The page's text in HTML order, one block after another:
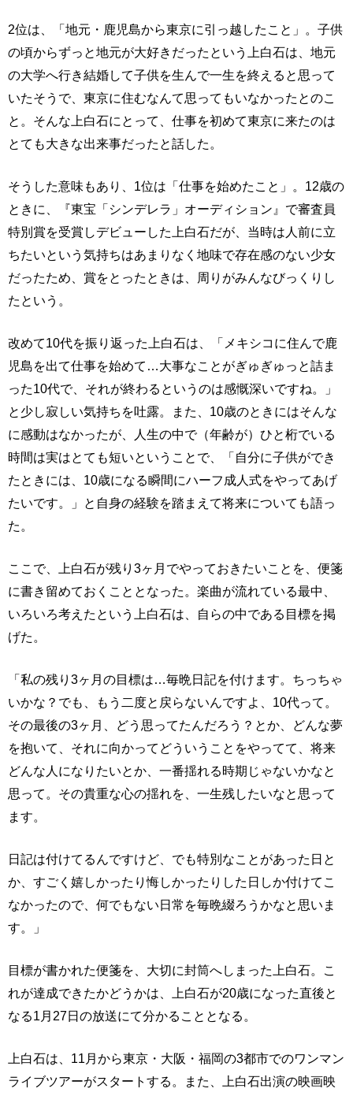
2位は、「地元・鹿児島から東京に引っ越したこと」。子供
の頃からずっと地元が大好きだったという上白石は、地元
の大学へ行き結婚して子供を生んで一生を終えると思って
いたそうで、東京に住むなんて思ってもいなかったとのこ
と。そんな上白石にとって、仕事を初めて東京に来たのは
とても大きな出来事だったと話した。
そうした意味もあり、1位は「仕事を始めたこと」。12歳の
ときに、『東宝「シンデレラ」オーディション』で審査員
特別賞を受賞しデビューした上白石だが、当時は人前に立
ちたいという気持ちはあまりなく地味で存在感のない少女
だったため、賞をとったときは、周りがみんなびっくりし
たという。
改めて10代を振り返った上白石は、「メキシコに住んで鹿
児島を出て仕事を始めて…大事なことがぎゅぎゅっと詰ま
った10代で、それが終わるというのは感慨深いですね。」
と少し寂しい気持ちを吐露。また、10歳のときにはそんな
に感動はなかったが、人生の中で（年齢が）ひと桁でいる
時間は実はとても短いということで、「自分に子供ができ
たときには、10歳になる瞬間にハーフ成人式をやってあげ
たいです。」と自身の経験を踏まえて将来についても語っ
た。
ここで、上白石が残り3ヶ月でやっておきたいことを、便箋
に書き留めておくこととなった。楽曲が流れている最中、
いろいろ考えたという上白石は、自らの中である目標を掲
げた。
「私の残り3ヶ月の目標は…毎晩日記を付けます。ちっちゃ
いかな？でも、もう二度と戻らないんですよ、10代って。
その最後の3ヶ月、どう思ってたんだろう？とか、どんな夢
を抱いて、それに向かってどういうことをやってて、将来
どんな人になりたいとか、一番揺れる時期じゃないかなと
思って。その貴重な心の揺れを、一生残したいなと思って
ます。
日記は付けてるんですけど、でも特別なことがあった日と
か、すごく嬉しかったり悔しかったりした日しか付けてこ
なかったので、何でもない日常を毎晩綴ろうかなと思いま
す。」
目標が書かれた便箋を、大切に封筒へしまった上白石。こ
れが達成できたかどうかは、上白石が20歳になった直後と
なる1月27日の放送にて分かることとなる。
上白石は、11月から東京・大阪・福岡の3都市でのワンマン
ライブツアーがスタートする。また、上白石出演の映画映